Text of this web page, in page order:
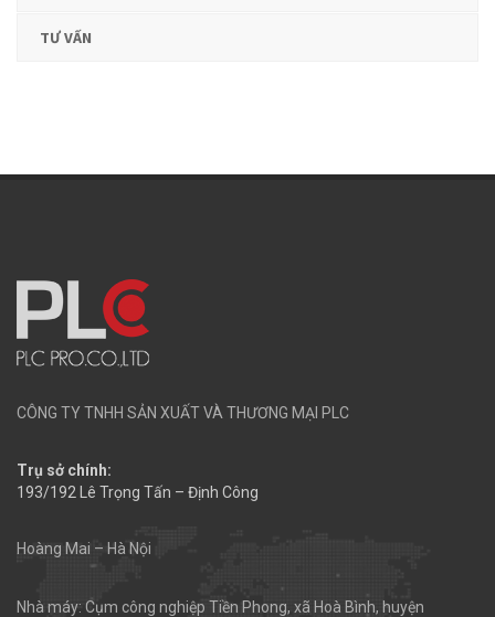
TƯ VẤN
CÔNG TY TNHH SẢN XUẤT VÀ THƯƠNG MẠI PLC
Trụ sở chính:
193/192 Lê Trọng Tấn – Định Công
Hoàng Mai – Hà Nội
Nhà máy: Cụm công nghiệp Tiền Phong, xã Hoà Bình, huyện